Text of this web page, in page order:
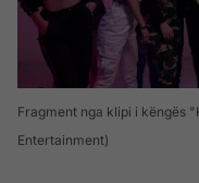
Fragment nga klipi i këngës
Entertainment)